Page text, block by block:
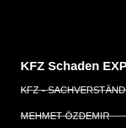
KFZ Schaden
KFZ -
MEHMET ÖZDEMIR